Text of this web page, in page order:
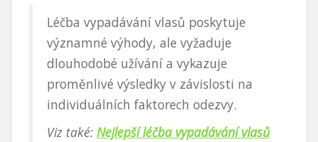
Léčba vypadávání vlasů poskytuje
významné výhody, ale vyžaduje
dlouhodobé užívání a vykazuje
proměnlivé výsledky v závislosti na
individuálních faktorech odezvy.
Viz také: Nejlepší léčba vypadávání vlasů